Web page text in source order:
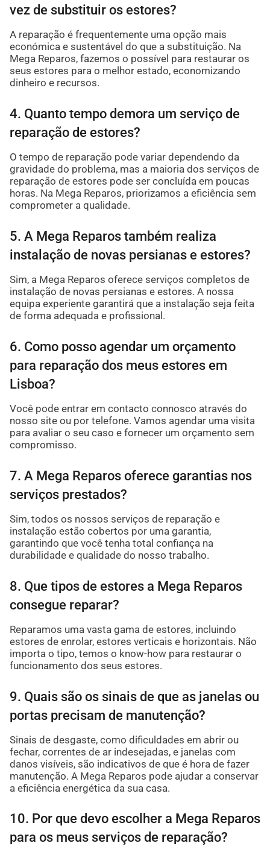
vez de substituir os estores?
A reparação é frequentemente uma opção mais
económica e sustentável do que a substituição. Na
Mega Reparos, fazemos o possível para restaurar os
seus estores para o melhor estado, economizando
dinheiro e recursos.
4. Quanto tempo demora um serviço de
reparação de estores?
O tempo de reparação pode variar dependendo da
gravidade do problema, mas a maioria dos serviços de
reparação de estores pode ser concluída em poucas
horas. Na Mega Reparos, priorizamos a eficiência sem
comprometer a qualidade.
5. A Mega Reparos também realiza
instalação de novas persianas e estores?
Sim, a Mega Reparos oferece serviços completos de
instalação de novas persianas e estores. A nossa
equipa experiente garantirá que a instalação seja feita
de forma adequada e profissional.
6. Como posso agendar um orçamento
para reparação dos meus estores em
Lisboa?
Você pode entrar em contacto connosco através do
nosso site ou por telefone. Vamos agendar uma visita
para avaliar o seu caso e fornecer um orçamento sem
compromisso.
7. A Mega Reparos oferece garantias nos
serviços prestados?
Sim, todos os nossos serviços de reparação e
instalação estão cobertos por uma garantia,
garantindo que você tenha total confiança na
durabilidade e qualidade do nosso trabalho.
8. Que tipos de estores a Mega Reparos
consegue reparar?
Reparamos uma vasta gama de estores, incluindo
estores de enrolar, estores verticais e horizontais. Não
importa o tipo, temos o know-how para restaurar o
funcionamento dos seus estores.
9. Quais são os sinais de que as janelas ou
portas precisam de manutenção?
Sinais de desgaste, como dificuldades em abrir ou
fechar, correntes de ar indesejadas, e janelas com
danos visíveis, são indicativos de que é hora de fazer
manutenção. A Mega Reparos pode ajudar a conservar
a eficiência energética da sua casa.
10. Por que devo escolher a Mega Reparos
para os meus serviços de reparação?